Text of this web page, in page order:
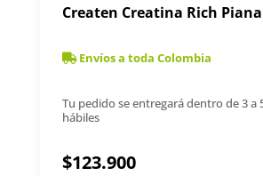
Createn Creatina Rich
Envíos a toda Colombia
Tu pedido se entregará dentro de 3 a
hábiles
$123.900